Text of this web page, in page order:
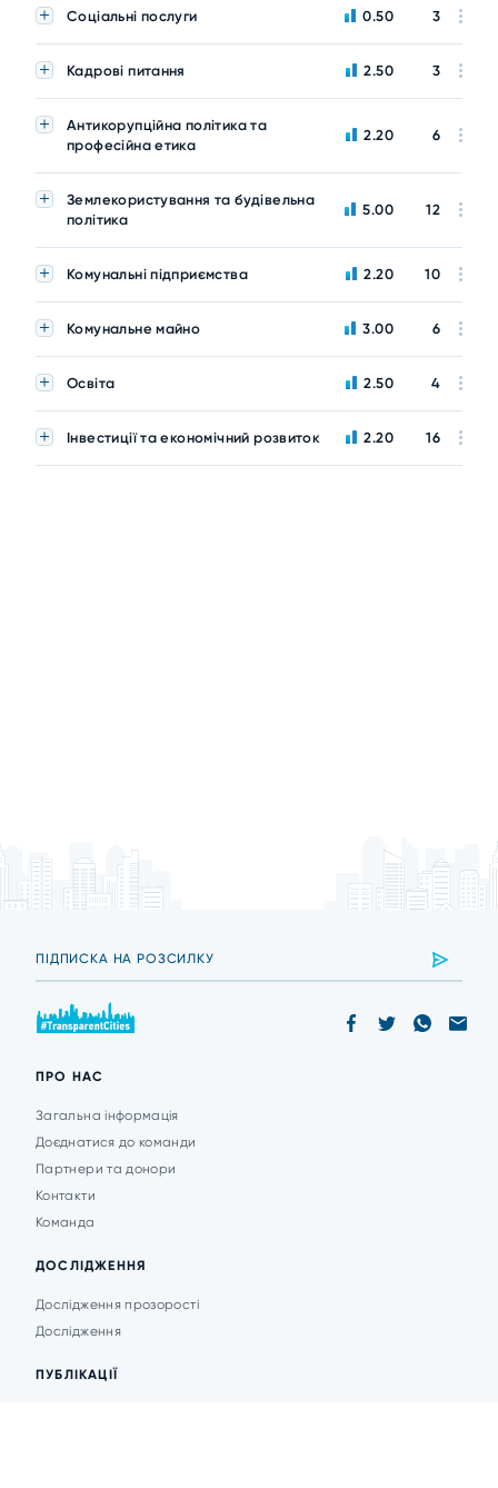
Соціальні послуги 0.50 3
Кадрові питання 2.50 3
Антикорупційна політика та
професійна етика
2.20 6
Землекористування та будівельна
політика
5.00 12
Комунальні підприємства 2.20 10
Комунальне майно 3.00 6
Освіта 2.50 4
Інвестиції та економічний розвиток 2.20 16
ПРО НАС
Загальна інформація
Доєднатися до команди
Партнери та донори
Контакти
Команда
ДОСЛІДЖЕННЯ
Дослідження прозорості
Дослідження
ПУБЛІКАЦІЇ